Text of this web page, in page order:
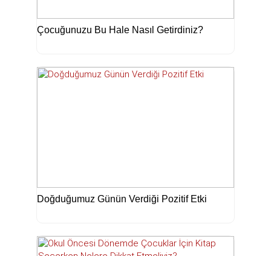
Çocuğunuzu Bu Hale Nasıl Getirdiniz?
Doğduğumuz Günün Verdiği Pozitif Etki